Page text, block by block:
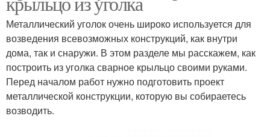
Металлический уголок очень широко используется для
возведения всевозможных конструкций, как внутри
дома, так и снаружи. В этом разделе мы расскажем, как
построить из уголка сварное крыльцо своими руками.
Перед началом работ нужно подготовить проект
металлической конструкции, которую вы собираетесь
возводить.